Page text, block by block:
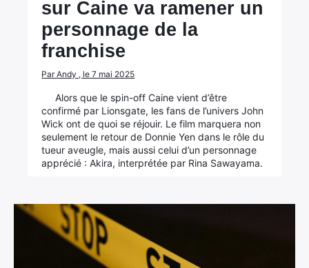
sur Caine va ramener un
personnage de la
franchise
Par Andy , le 7 mai 2025
Alors que le spin-off Caine vient d’être
confirmé par Lionsgate, les fans de l’univers John
Wick ont de quoi se réjouir. Le film marquera non
seulement le retour de Donnie Yen dans le rôle du
tueur aveugle, mais aussi celui d’un personnage
apprécié : Akira, interprétée par Rina Sawayama.